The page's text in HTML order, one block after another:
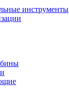
инструменты